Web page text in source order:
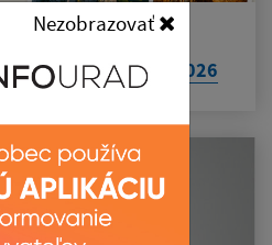
Nezobrazovať
19.8.2026- 22.8.2026